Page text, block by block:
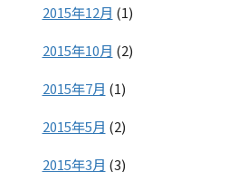
2015年12月 (1)
2015年10月 (2)
2015年7月 (1)
2015年5月 (2)
2015年3月 (3)